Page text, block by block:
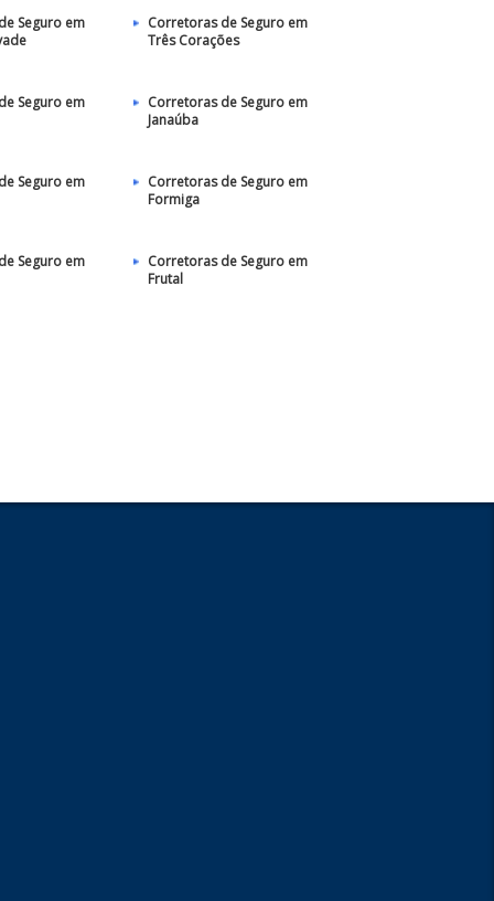
Seguro em
Corretoras de Seguro em
Três Corações
Seguro em
Corretoras de Seguro em
Janaúba
Seguro em
Corretoras de Seguro em
Formiga
Seguro em
Corretoras de Seguro em
Frutal